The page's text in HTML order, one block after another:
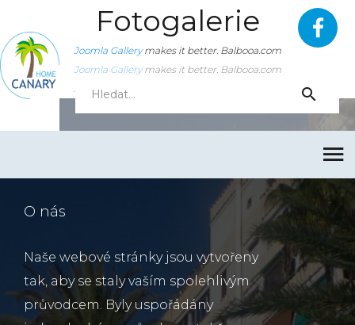
Fotogalerie
Joomla Gallerymakes it better. Balbooa.com
Joomla Gallerymakes it better. Balbooa.com
Joomla Gallery
O nás
Naše webové stránky jsou vytvořeny
tak, aby se staly vaším spolehlivým
průvodcem. Byly uspořádány